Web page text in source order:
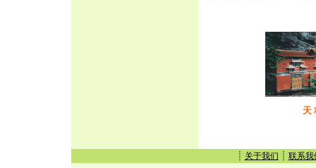
天
┊ 关于我们 ┊ 联系我